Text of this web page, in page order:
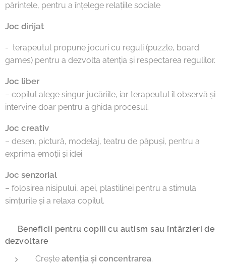
părintele, pentru a înțelege relațiile sociale
Joc dirijat
- terapeutul propune jocuri cu reguli (puzzle, board
games) pentru a dezvolta atenția și respectarea regulilor.
Joc liber
– copilul alege singur jucăriile, iar terapeutul îl observă și
intervine doar pentru a ghida procesul.
Joc creativ
– desen, pictură, modelaj, teatru de păpuși, pentru a
exprima emoții și idei.
Joc senzorial
– folosirea nisipului, apei, plastilinei pentru a stimula
simțurile și a relaxa copilul.
🔹 Beneficii pentru copiii cu autism sau întârzieri de
dezvoltare
Crește atenția și concentrarea.